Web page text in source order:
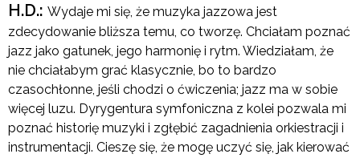
H.D.: Wydaje mi się, że muzyka jazzowa jest
zdecydowanie bliższa temu, co tworzę. Chciałam poznać
jazz jako gatunek, jego harmonię i rytm. Wiedziałam, że
nie chciałabym grać klasycznie, bo to bardzo
czasochłonne, jeśli chodzi o ćwiczenia; jazz ma w sobie
więcej luzu. Dyrygentura symfoniczna z kolei pozwala mi
poznać historię muzyki i zgłębić zagadnienia orkiestracji i
instrumentacji. Cieszę się, że mogę uczyć się, jak kierować